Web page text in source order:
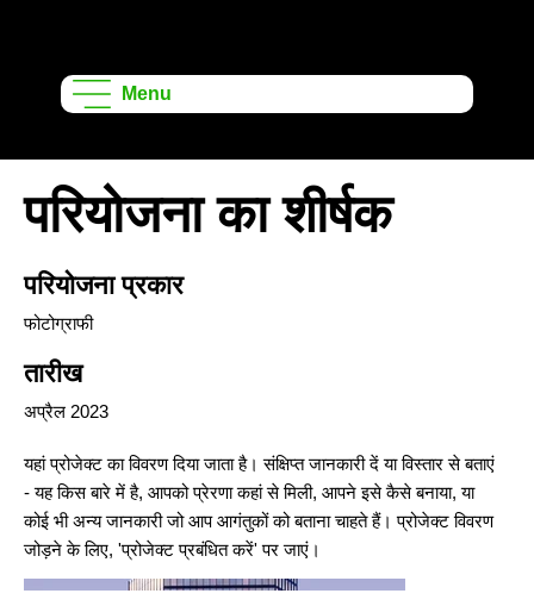
प्रोजेक्ट्स
Menu
परियोजना का शीर्षक
परियोजना प्रकार
फोटोग्राफी
तारीख
अप्रैल 2023
यहां प्रोजेक्ट का विवरण दिया जाता है। संक्षिप्त जानकारी दें या विस्तार से बताएं
- यह किस बारे में है, आपको प्रेरणा कहां से मिली, आपने इसे कैसे बनाया, या
कोई भी अन्य जानकारी जो आप आगंतुकों को बताना चाहते हैं। प्रोजेक्ट विवरण
जोड़ने के लिए, 'प्रोजेक्ट प्रबंधित करें' पर जाएं।